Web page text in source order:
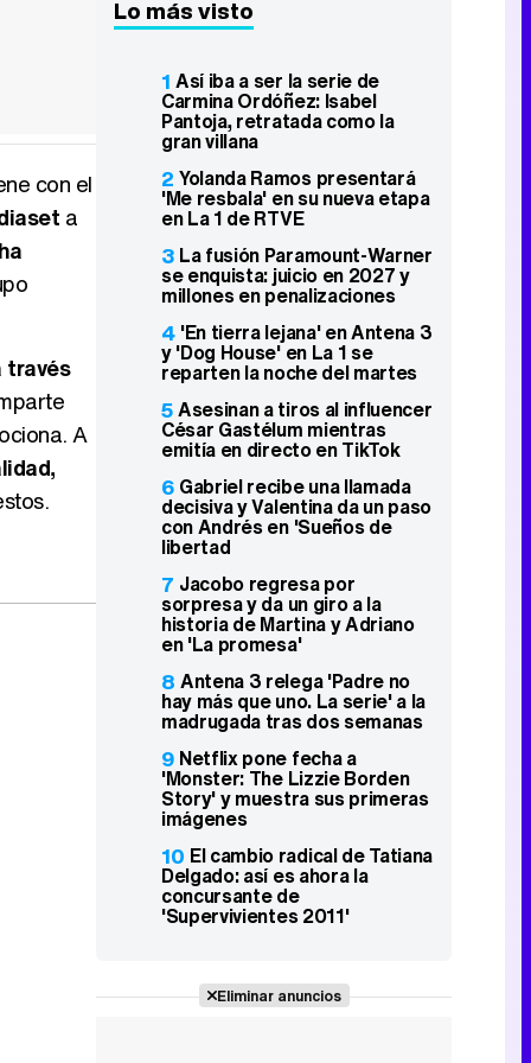
con el
a
través
A
Lo más visto
1 Así iba a ser la serie de
Carmina Ordóñez: Isabel
Pantoja, retratada como la
gran villana
2 Yolanda Ramos presentará
'Me resbala' en su nueva etapa
en La 1 de RTVE
3 La fusión Paramount-Warner
se enquista: juicio en 2027 y
millones en penalizaciones
4 'En tierra lejana' en Antena 3
y 'Dog House' en La 1 se
reparten la noche del martes
5Asesinan a tiros al influencer
César Gastélum mientras
emitía en directo en TikTok
6 Gabriel recibe una llamada
decisiva y Valentina da un paso
con Andrés en 'Sueños de
libertad
7 Jacobo regresa por
sorpresa y da un giro a la
historia de Martina y Adriano
en 'La promesa'
8 Antena 3 relega 'Padre no
hay más que uno. La serie' a la
madrugada tras dos semanas
9 Netflix pone fecha a
'Monster: The Lizzie Borden
Story' y muestra sus primeras
imágenes
10 El cambio radical de Tatiana
Delgado: así es ahora la
concursante de
'Supervivientes 2011'
Eliminar anuncios